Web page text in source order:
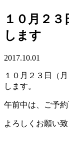
１０月２
します
2017.10.01
１０月２３日（
します。
午前中は、ご予約
よろしくお願い致